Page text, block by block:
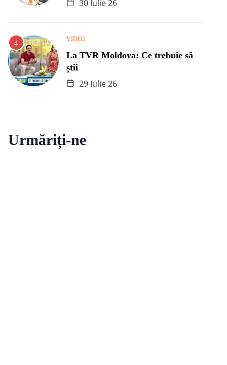
30 Iulie 26
VIDEO
La TVR Moldova: Ce trebuie să
știi
29 Iulie 26
Urmăriți-ne